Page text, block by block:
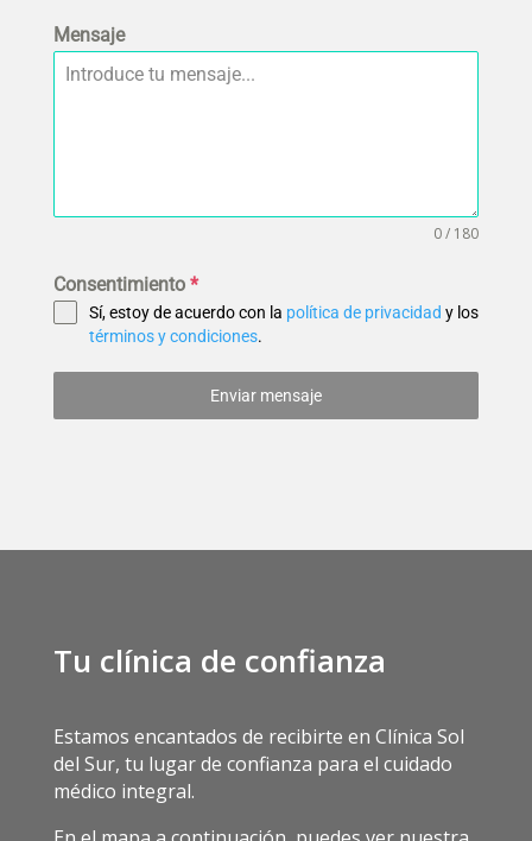
Mensaje
0 / 180
Consentimiento *
Sí, estoy de acuerdo con la política de privacidad y los
términos y condiciones.
Enviar mensaje
Tu clínica de confianza
Estamos encantados de recibirte en Clínica Sol
del Sur, tu lugar de confianza para el cuidado
médico integral.